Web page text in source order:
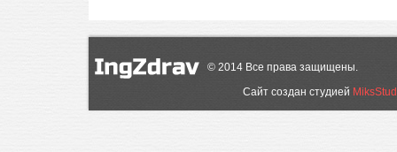
© 2014 Все права защищены.
Сайт создан студией